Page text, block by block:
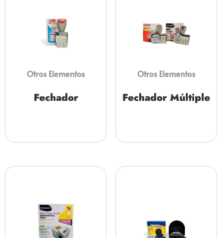
Otros Elementos
Fechador
Otros Elementos
Fechador Múltiple